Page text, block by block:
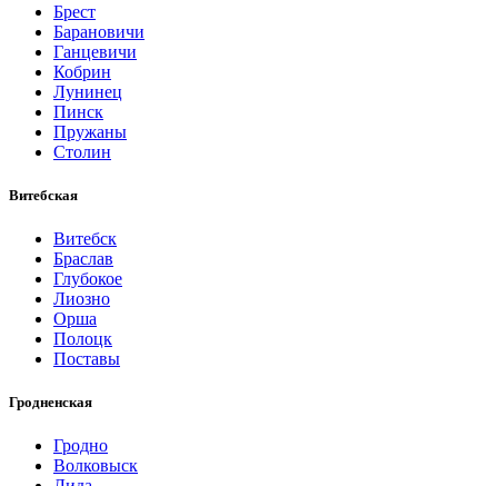
Брест
Барановичи
Ганцевичи
Кобрин
Лунинец
Пинск
Пружаны
Столин
Витебская
Витебск
Браслав
Глубокое
Лиозно
Орша
Полоцк
Поставы
Гродненская
Гродно
Волковыск